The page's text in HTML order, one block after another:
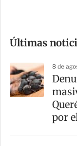
m
a
r
t
Últimas
8 de
por